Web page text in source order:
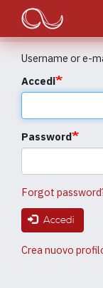
contenuto
principale
Main
navigation
Username or e-
Accedi
Password
Forgot
Accedi
Crea nuovo